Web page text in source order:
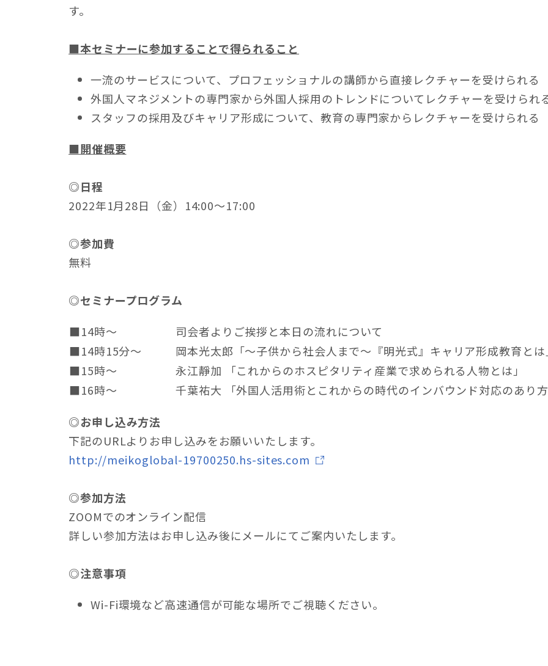
す。
■本セミナーに参加することで得られること
一流のサービスについて、プロフェッショナルの講師から直接レクチャーを受けられる
外国人マネジメントの専門家から外国人採用のトレンドについてレクチャーを受けられ
スタッフの採用及びキャリア形成について、教育の専門家からレクチャーを受けられる
■開催概要
◎日程
2022年1月28日（金）14:00～17:00
◎参加費
無料
◎セミナープログラム
■14時～
司会者よりご挨拶と本日の流れについて
■14時15分～
岡本光太郎「～子供から社会人まで～『明光式』キャリア形成教育とは
■15時～
永江靜加 「これからのホスピタリティ産業で求められる人物とは」
■16時～
千葉祐大 「外国人活用術とこれからの時代のインバウンド対応のあり方
◎お申し込み方法
下記のURLよりお申し込みをお願いいたします。
http://meikoglobal-19700250.hs-sites.com
◎参加方法
ZOOMでのオンライン配信
詳しい参加方法はお申し込み後にメールにてご案内いたします。
◎注意事項
Wi-Fi環境など高速通信が可能な場所でご視聴ください。